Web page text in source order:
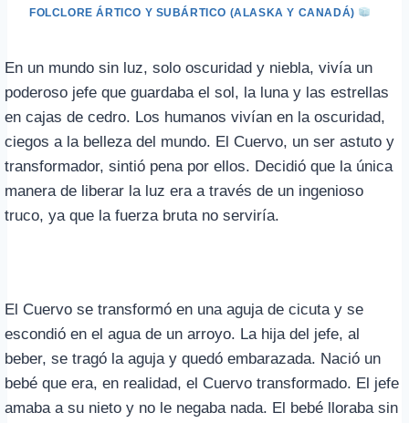
FOLCLORE ÁRTICO Y SUBÁRTICO (ALASKA Y CANADÁ)
En un mundo sin luz, solo oscuridad y niebla, vivía un
poderoso jefe que guardaba el sol, la luna y las estrellas
en cajas de cedro. Los humanos vivían en la oscuridad,
ciegos a la belleza del mundo. El Cuervo, un ser astuto y
transformador, sintió pena por ellos. Decidió que la única
manera de liberar la luz era a través de un ingenioso
truco, ya que la fuerza bruta no serviría.
El Cuervo se transformó en una aguja de cicuta y se
escondió en el agua de un arroyo. La hija del jefe, al
beber, se tragó la aguja y quedó embarazada. Nació un
bebé que era, en realidad, el Cuervo transformado. El jefe
amaba a su nieto y no le negaba nada. El bebé lloraba sin